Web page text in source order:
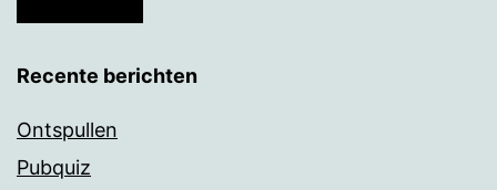
Recente berichten
Ontspullen
Pubquiz